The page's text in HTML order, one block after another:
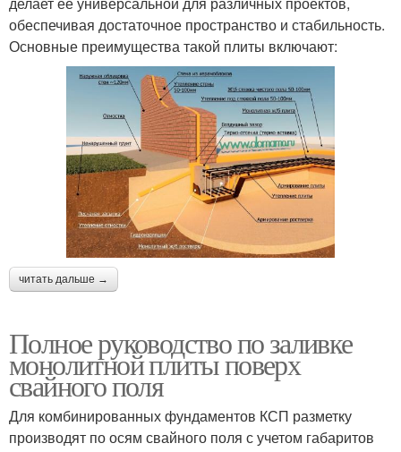
обеспечивая достаточное пространство и стабильность.
Основные преимущества такой плиты включают:
читать дальше →
Полное руководство по заливке
монолитной плиты поверх
свайного поля
Для комбинированных фундаментов КСП разметку
производят по осям свайного поля с учетом габаритов